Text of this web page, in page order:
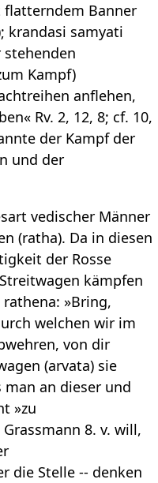
Banner
krandasi samyati
Kampf)
anflehen,
Rv. 2, 12, 8; cf. 10,
der Kampf der
und der
vedischer Männer
(ratha). Da in diesen
der Rosse
kämpfen
»Bring,
welchen wir im
von dir
(arvata) sie
man an dieser und
»zu
8. v. will,
die Stelle -- denken